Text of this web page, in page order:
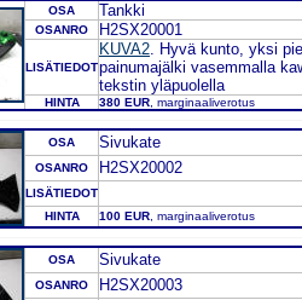
OSA Tankki
OSANRO H2SX20001
LISÄTIEDOT
KUVA2. Hyvä kunto, yksi
painumajälki vasemmalla
tekstin yläpuolella
HINTA 380 EUR , marginaaliverotus
OSA Sivukate
OSANRO H2SX20002
LISÄTIEDOT
HINTA
100 EUR , marginaaliverotus
OSA Sivukate
OSANRO H2SX20003